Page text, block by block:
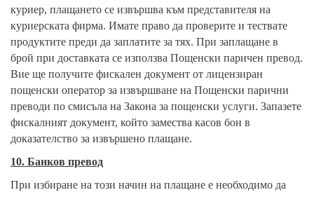
куриер, плащането се извършва към представителя на
куриерската фирма. Имате право да проверите и тествате
продуктите преди да заплатите за тях. При заплащане в
брой при доставката се използва Пощенски паричен превод.
Вие ще получите фискален документ от лицензиран
пощенски оператор за извършване на Пощенски парични
преводи по смисъла на Закона за пощенски услуги. Запазете
фискалният документ, който замества касов бон в
доказателство за извършено плащане.
10. Банков превод
При избиране на този начин на плащане е необходимо да